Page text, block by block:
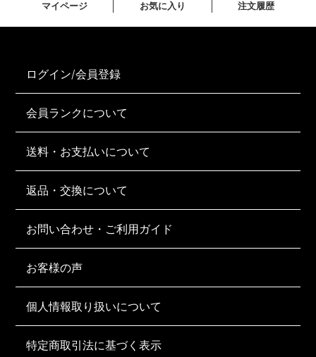
マイページ お気に入り 注文履歴
ログイン/会員登録
会員ランクについて
送料・お支払いについて
返品・交換について
お問い合わせ・ご利用ガイド
お客様の声
個人情報取り扱いについて
特定商取引法に基づく表示